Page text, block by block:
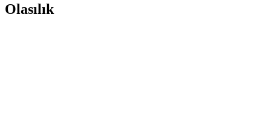
Olasılık